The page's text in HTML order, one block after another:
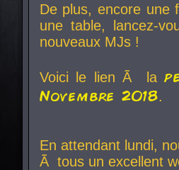
De plus, encore une
une table, lancez-
nouveaux MJs !
Voici le lien Ã la
Novembre 2018.
En attendant lundi,
Ã tous un excellent